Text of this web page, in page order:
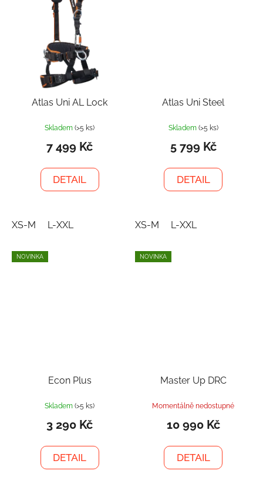
Atlas Uni AL Lock
Skladem(>5 ks)
7 499 Kč
DETAIL
XS-M L-XXL
Atlas Uni Steel
Skladem (>5 ks)
5 799 Kč
DETAIL
XS-M L-XXL
NOVINKA
Econ Plus
Skladem(>5 ks)
3 290 Kč
DETAIL
NOVINKA
Master Up DRC
Momentálně nedostupné
10 990 Kč
DETAIL